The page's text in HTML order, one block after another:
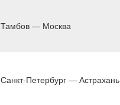
Тамбов — Москва
Санкт-Петербург — Астрахань